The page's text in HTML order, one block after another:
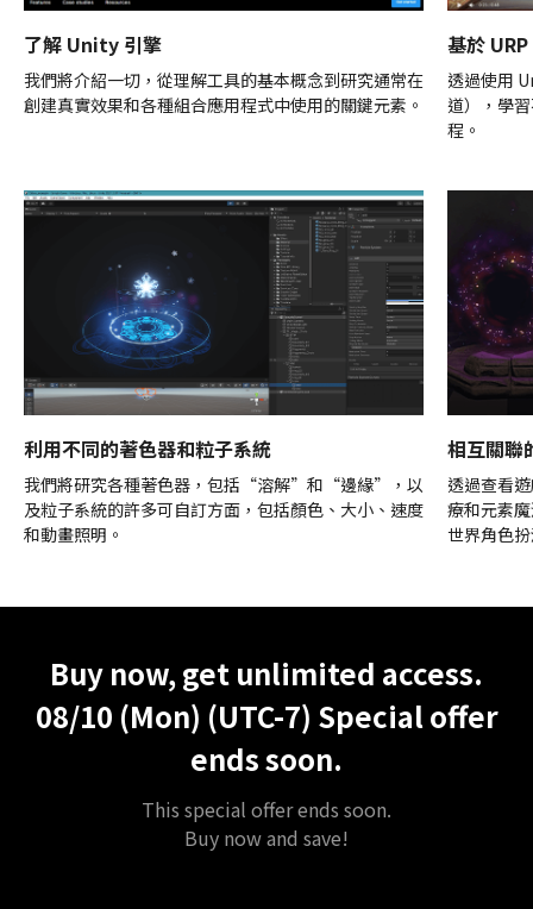
了解 Unity 引擎
我們將介紹一切，從理解工具的基本概念到研究通常在
創建真實效果和各種組合應用程式中使用的關鍵元素。
基於
透過使用
道），學
程。
利用不同的著色器和粒子系統
我們將研究各種著色器，包括“溶解”和“邊緣”，以
及粒子系統的許多可自訂方面，包括顏色、大小、速度
和動畫照明。
相互關聯
透過查看
療和元素
世界角色
Buy now, get unlimited access.
08/10 (Mon) (UTC-7) Special offer
ends soon.
This special offer ends soon.
Buy now and save!